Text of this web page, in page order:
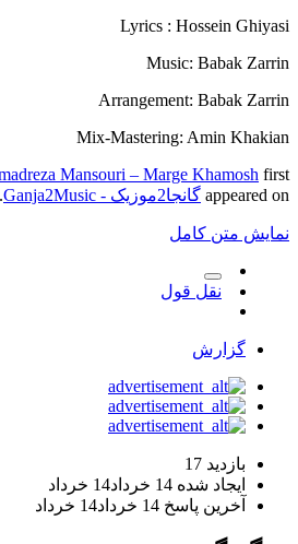
Lyrics : Hossein Ghiyasi
Music: Babak Zarrin
Arrangement: Babak Zarrin
Mix-Mastering: Amin Khakian
Mansouri – Marge Khamosh first
appeared on گانجا2موزیک - Ganja2Music .
نمایش متن کامل
نقل قول
گزارش
بازدید 17
ایجاد شده 14 خرداد
14 خرداد
آخرین پاسخ 14 خرداد 14 خرداد